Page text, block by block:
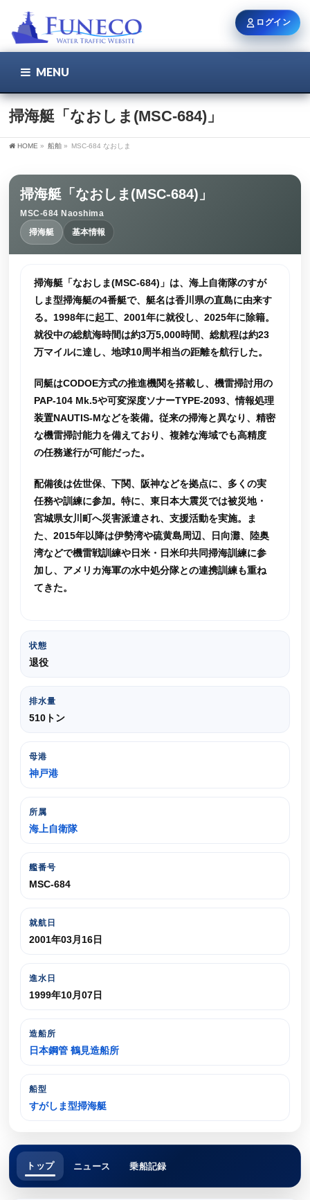
MENU
掃海艇「なおしま(MSC-684)」
HOME » 船舶 » MSC-684 なおしま
掃海艇「なおしま(MSC-684)」
MSC-684 Naoshima
掃海艇
基本情報
掃海艇「なおしま(MSC-684)」は、海上自衛隊のすが
しま型掃海艇の4番艇で、艇名は香川県の直島に由来す
る。1998年に起工、2001年に就役し、2025年に除籍。
就役中の総航海時間は約3万5,000時間、総航程は約23
万マイルに達し、地球10周半相当の距離を航行した。
同艇はCODOE方式の推進機関を搭載し、機雷掃討用の
PAP-104 Mk.5や可変深度ソナーTYPE-2093、情報処理
装置NAUTIS-Mなどを装備。従来の掃海と異なり、精密
な機雷掃討能力を備えており、複雑な海域でも高精度
の任務遂行が可能だった。
配備後は佐世保、下関、阪神などを拠点に、多くの実
任務や訓練に参加。特に、東日本大震災では被災地・
宮城県女川町へ災害派遣され、支援活動を実施。ま
た、2015年以降は伊勢湾や硫黄島周辺、日向灘、陸奥
湾などで機雷戦訓練や日米・日米印共同掃海訓練に参
加し、アメリカ海軍の水中処分隊との連携訓練も重ね
てきた。
状態
退役
排水量
510トン
母港
神戸港
所属
海上自衛隊
艦番号
MSC-684
就航日
2001年03月16日
進水日
1999年10月07日
造船所
日本鋼管 鶴見造船所
船型
すがしま型掃海艇
トップ ニュース 乗船記録
ログイン
ユーザー名 / メール
ログイン状態を保持
新規登録 パスワードを忘れた方